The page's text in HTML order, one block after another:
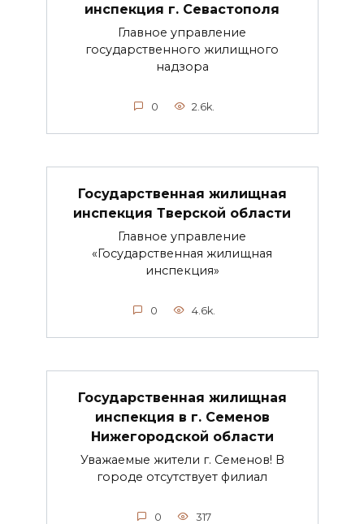
инспекция г. Севастополя
Главное управление
государственного жилищного
надзора
0 2.6k.
Государственная жилищная
инспекция Тверской области
Главное управление
«Государственная жилищная
инспекция»
0 4.6k.
Государственная жилищная
инспекция в г. Семенов
Нижегородской области
Уважаемые жители г. Семенов! В
городе отсутствует филиал
0 317